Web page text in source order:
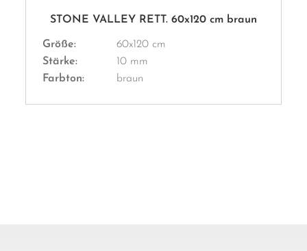
STONE VALLEY RETT. 60x120 cm braun
Größe:
60x120 cm
Stärke:
10 mm
Farbton:
braun